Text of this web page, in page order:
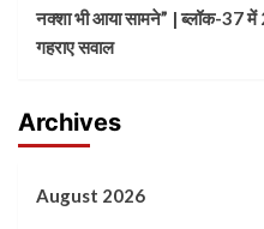
नक्शा भी आया सामने” | ब्लॉक-37
गहराए सवाल
Archives
August 2026